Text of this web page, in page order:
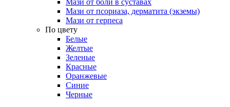
Мази от боли в суставах
Мази от псориаза, дерматита (экземы)
Мази от герпеса
По цвету
Белые
Желтые
Зеленые
Красные
Оранжевые
Синие
Черные